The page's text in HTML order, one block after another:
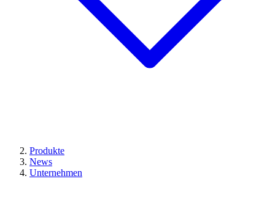
Produkte
News
Unternehmen